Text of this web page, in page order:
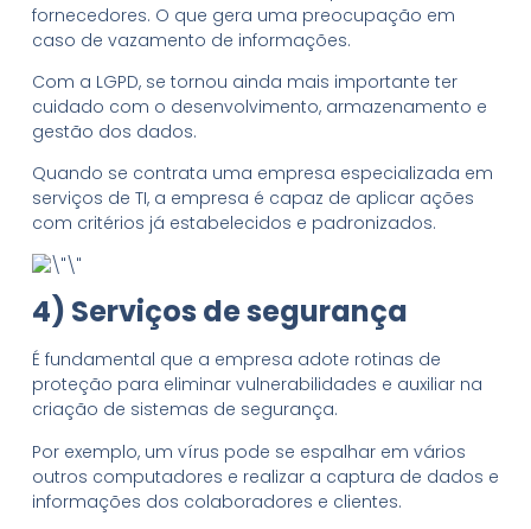
fornecedores. O que gera uma preocupação em
caso de vazamento de informações.
Com a LGPD, se tornou ainda mais importante ter
cuidado com o desenvolvimento, armazenamento e
gestão dos dados.
Quando se contrata uma empresa especializada em
serviços de TI, a empresa é capaz de aplicar ações
com critérios já estabelecidos e padronizados.
4) Serviços de segurança
É fundamental que a empresa adote rotinas de
proteção para eliminar vulnerabilidades e auxiliar na
criação de sistemas de segurança.
Por exemplo, um vírus pode se espalhar em vários
outros computadores e realizar a captura de dados e
informações dos colaboradores e clientes.